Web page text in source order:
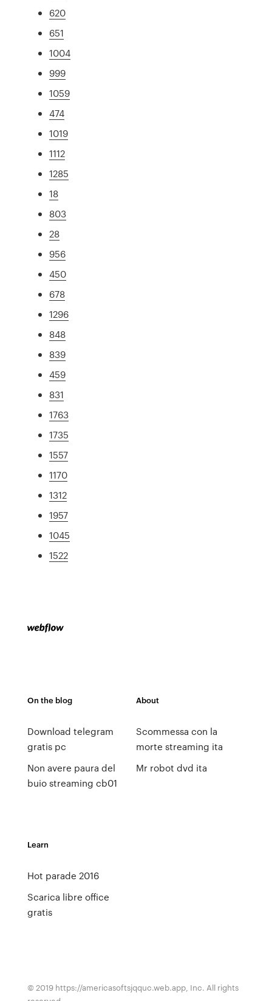
620
651
1004
999
1059
474
1019
1112
1285
18
803
28
956
450
678
1296
848
839
459
831
1763
1735
1557
1170
1312
1957
1045
1522
On the blog
Download telegram
gratis pc
Non avere paura del
buio streaming cb01
About
Scommessa con la
morte streaming ita
Mr robot dvd ita
Learn
Hot parade 2016
Scarica libre office
gratis
© 2019 https://americasoftsjqquc.web.app, Inc. All rights